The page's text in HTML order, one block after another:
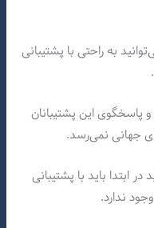
به راحتی با پشتیبانی
این پشتیبانان
جهانی نمی‌رسد.
ابتدا باید با پشتیبانی
ندارد.